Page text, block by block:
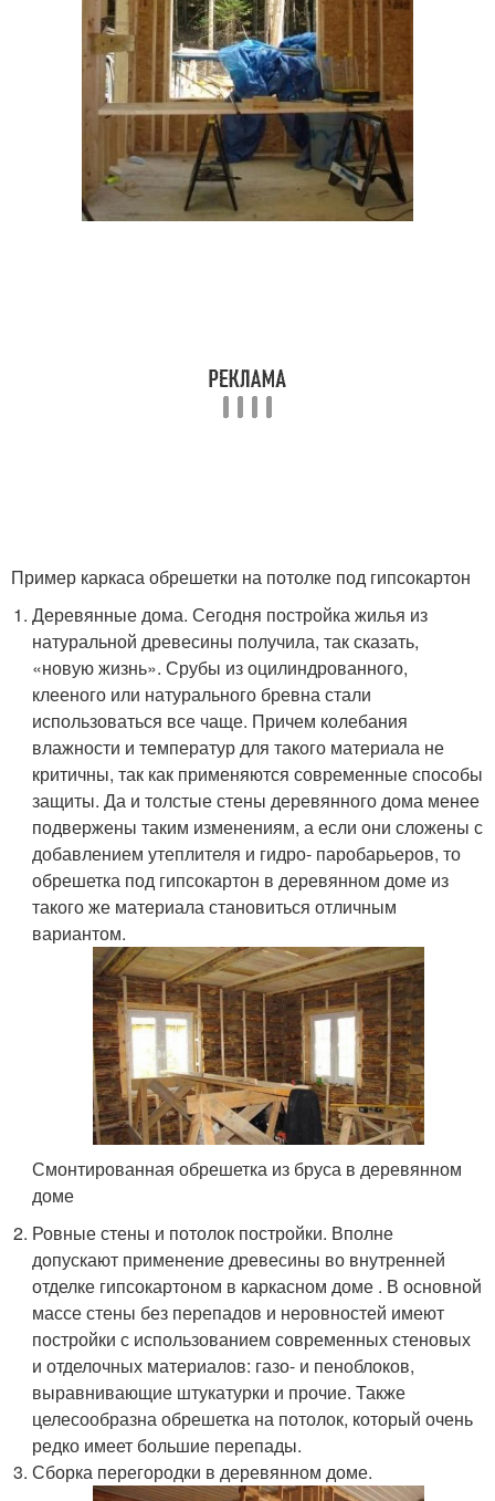
Пример каркаса обрешетки на потолке под гипсокартон
Деревянные дома. Сегодня постройка жилья из
натуральной древесины получила, так сказать,
«новую жизнь». Срубы из оцилиндрованного,
клееного или натурального бревна стали
использоваться все чаще. Причем колебания
влажности и температур для такого материала не
критичны, так как применяются современные способы
защиты. Да и толстые стены деревянного дома менее
подвержены таким изменениям, а если они сложены с
добавлением утеплителя и гидро- паробарьеров, то
обрешетка под гипсокартон в деревянном доме из
такого же материала становиться отличным
вариантом.
Смонтированная обрешетка из бруса в деревянном
доме
Ровные стены и потолок постройки. Вполне
допускают применение древесины во внутренней
отделке гипсокартоном в каркасном доме . В основной
массе стены без перепадов и неровностей имеют
постройки с использованием современных стеновых
и отделочных материалов: газо- и пеноблоков,
выравнивающие штукатурки и прочие. Также
целесообразна обрешетка на потолок, который очень
редко имеет большие перепады.
Сборка перегородки в деревянном доме.